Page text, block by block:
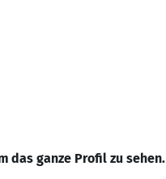
das ganze Profil zu sehen.